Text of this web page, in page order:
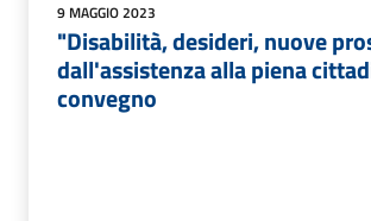
9 MAGGIO 2023
"Disabilità, desideri, nuove
dall'assistenza alla piena
convegno